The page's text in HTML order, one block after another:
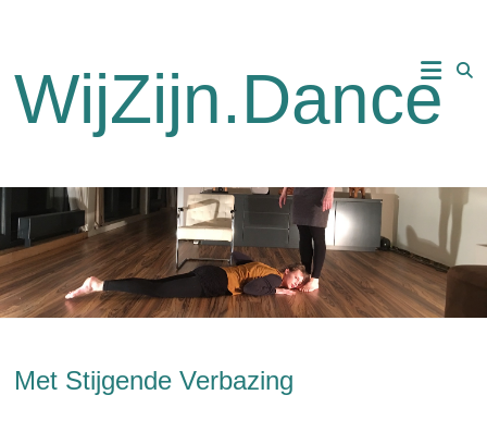
inhoud
WijZijn.Dance
Met Stijgende Verbazing